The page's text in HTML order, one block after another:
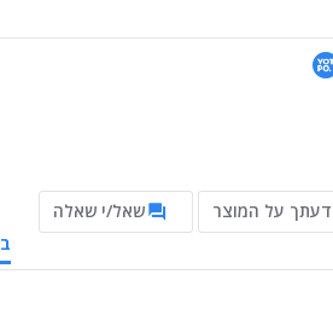
דעתך על המוצר
שאל/י שאלה